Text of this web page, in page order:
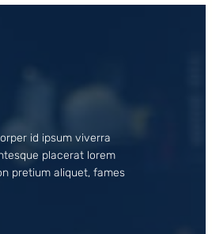
id ipsum viverra
placerat lorem
pretium aliquet, fames